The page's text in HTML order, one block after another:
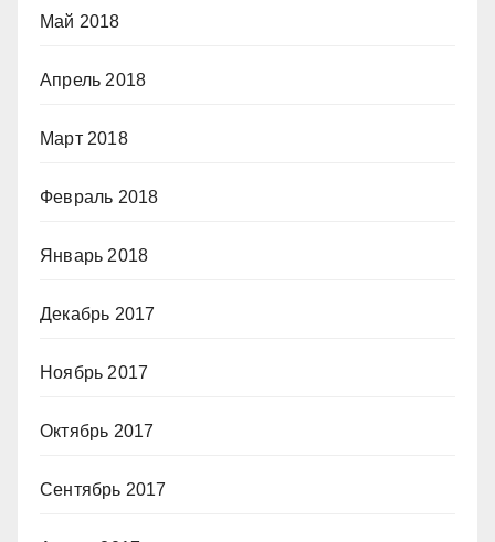
Май 2018
Апрель 2018
Март 2018
Февраль 2018
Январь 2018
Декабрь 2017
Ноябрь 2017
Октябрь 2017
Сентябрь 2017